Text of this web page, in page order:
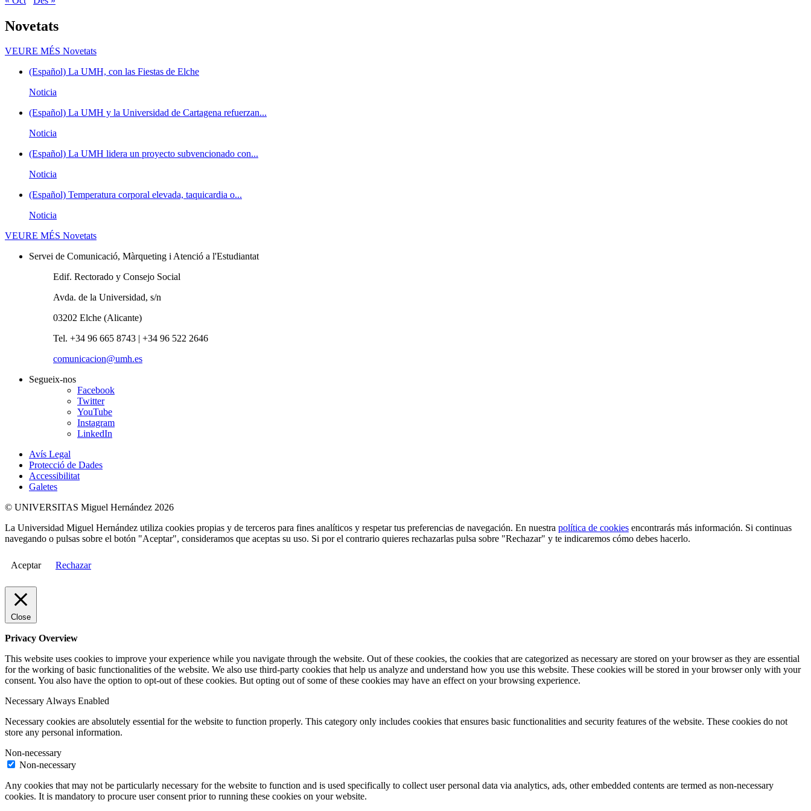
Novetats
VEURE MÉS Novetats
(Español) La UMH, con las Fiestas de Elche
Noticia
(Español) La UMH y la Universidad de Cartagena refuerzan...
Noticia
(Español) La UMH lidera un proyecto subvencionado con...
Noticia
(Español) Temperatura corporal elevada, taquicardia o...
Noticia
VEURE MÉS Novetats
Servei de Comunicació, Màrqueting i Atenció a l'Estudiantat
Edif. Rectorado y Consejo Social
Avda. de la Universidad, s/n
03202 Elche (Alicante)
Tel. +34 96 665 8743 | +34 96 522 2646
comunicacion@umh.es
Segueix-nos
Facebook
Twitter
YouTube
Instagram
LinkedIn
Avís Legal
Protecció de Dades
Accessibilitat
Galetes
© UNIVERSITAS Miguel Hernández 2026
La Universidad Miguel Hernández utiliza cookies propias y de terceros para fines analíticos y respetar tus preferencias de navegación. En nuestra política de cookies encontrarás más información. Si continuas
navegando o pulsas sobre el botón "Aceptar", consideramos que aceptas su uso. Si por el contrario quieres rechazarlas pulsa sobre "Rechazar" y te indicaremos cómo debes hacerlo.
Aceptar Rechazar
Close
Privacy Overview
This website uses cookies to improve your experience while you navigate through the website. Out of these cookies, the cookies that are categorized as necessary are stored on your browser as they are essential
for the working of basic functionalities of the website. We also use third-party cookies that help us analyze and understand how you use this website. These cookies will be stored in your browser only with your
consent. You also have the option to opt-out of these cookies. But opting out of some of these cookies may have an effect on your browsing experience.
NecessaryAlways Enabled
Necessary cookies are absolutely essential for the website to function properly. This category only includes cookies that ensures basic functionalities and security features of the website. These cookies do not
store any personal information.
Non-necessary
Non-necessary
Any cookies that may not be particularly necessary for the website to function and is used specifically to collect user personal data via analytics, ads, other embedded contents are termed as non-necessary
cookies. It is mandatory to procure user consent prior to running these cookies on your website.